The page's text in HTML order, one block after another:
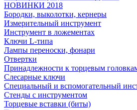
НОВИНКИ 2018
Бородки, выколотки, кернеры
Измерительный инструмент
Инструмент в ложементах
Ключи L-типа
Лампы переноски, фонари
Отвертки
Принадлежности к торцевым
Слесарные ключи
Специальный и вспомогательный
Стенды с инструментом
Торцевые вставки (биты)